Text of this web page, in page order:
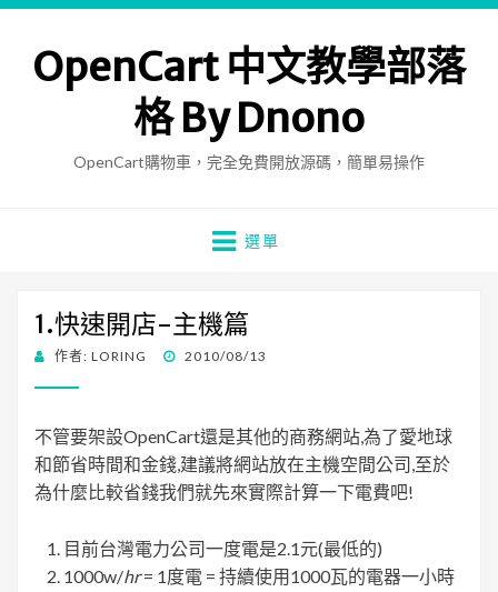
OpenCart 中文教學部落
格 By Dnono
OpenCart購物車，完全免費開放源碼，簡單易操作
選單
1.快速開店-主機篇
作者: LORING
發 2010/08/13
不管要架設OpenCart還是其他的商務網站,為了愛地球
和節省時間和金錢,建議將網站放在主機空間公司,至於
為什麼比較省錢我們就先來實際計算一下電費吧!
目前台灣電力公司一度電是2.1元(最低的)
1000w/hr= 1度電 = 持續使用1000瓦的電器一小時